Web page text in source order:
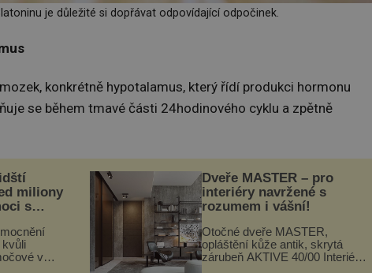
je důležité si dopřávat odpovídající odpočinek.
konkrétně hypotalamus, který řídí produkci hormonu
se během tmavé části 24hodinového cyklu a zpětně
miliony
s
kvůli
v
Dveře MASTER – pro
interiéry navržené s
rozumem i vášní!
Otočné dveře MASTER,
opláštění kůže antik, skrytá
zárubeň AKTIVE 40/00 Interiéry